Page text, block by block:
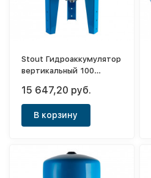
Stout Гидроаккумулятор
вертикальный 100
15 647,20 руб.
В корзину